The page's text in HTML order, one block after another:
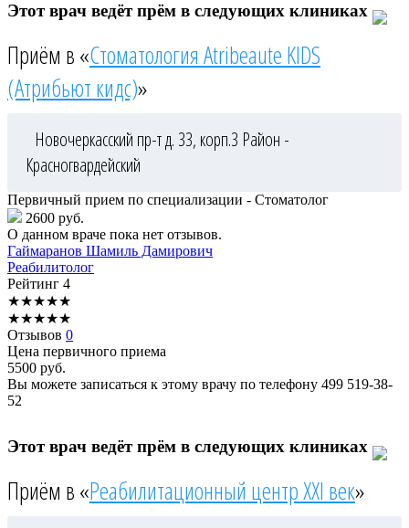
Этот врач ведёт прём в следующих клиниках
Приём в «Стоматология Atribeaute KIDS
(Атрибьют кидс)»
Новочеркасский пр-т д. 33, корп.3 Район -
Красногвардейский
Первичный прием по специализации - Стоматолог
2600 руб.
О данном враче пока нет отзывов.
Гаймаранов Шамиль Дамирович
Реабилитолог
Рейтинг 4
★★★★★
★★★★★
Отзывов 0
Цена первичного приема
5500 руб.
Вы можете записаться к этому врачу по телефону 499 519-38-
52
Этот врач ведёт прём в следующих клиниках
Приём в «Реабилитационный центр XXI век»